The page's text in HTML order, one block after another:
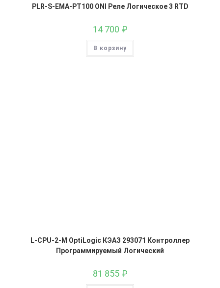
PLR-S-EMA-PT100 ONI Реле Логическое 3 RTD
14 700 ₽
В корзину
L-CPU-2-M OptiLogic КЭАЗ 293071 Контроллер
Программируемый Логический
81 855 ₽